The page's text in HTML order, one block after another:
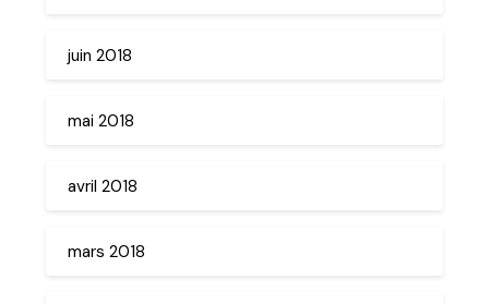
juin 2018
mai 2018
avril 2018
mars 2018